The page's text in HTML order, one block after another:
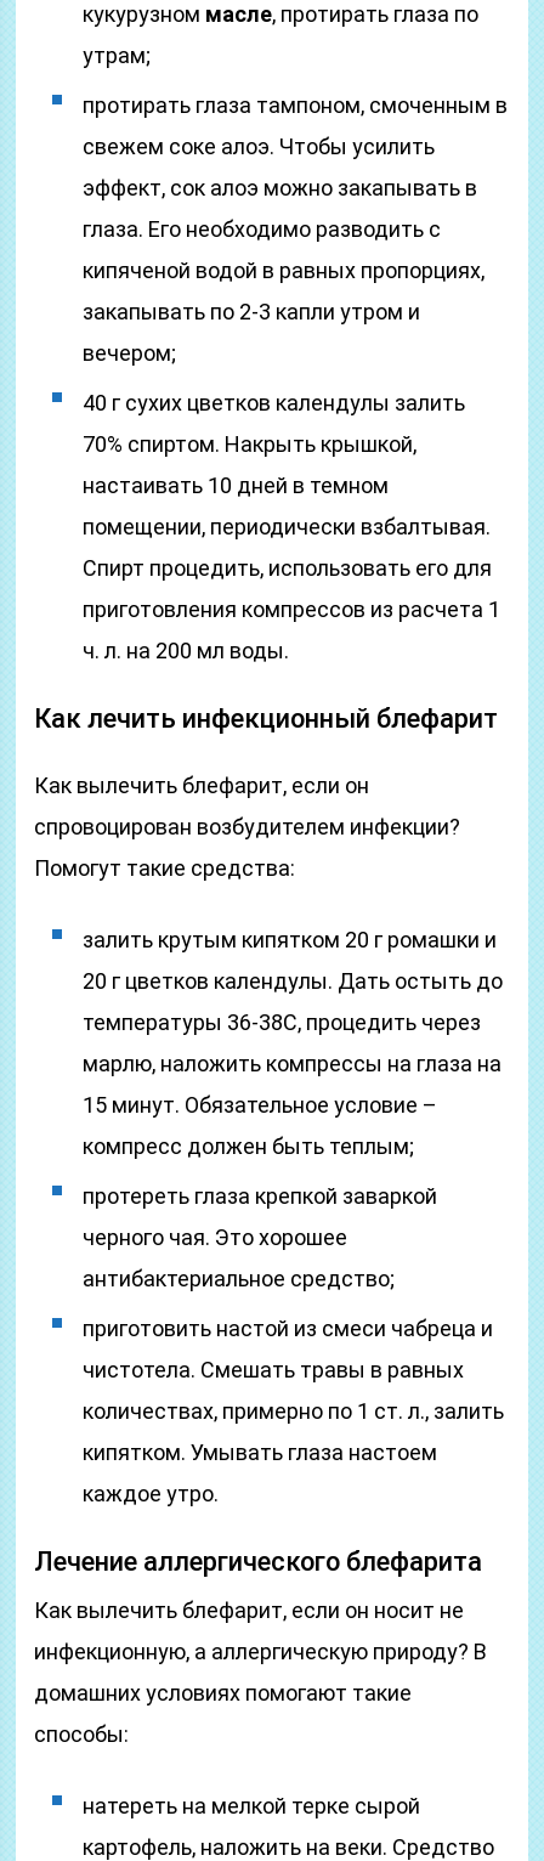
кукурузном масле, протирать глаза по
утрам;
протирать глаза тампоном, смоченным в
свежем соке алоэ. Чтобы усилить
эффект, сок алоэ можно закапывать в
глаза. Его необходимо разводить с
кипяченой водой в равных пропорциях,
закапывать по 2-3 капли утром и
вечером;
40 г сухих цветков календулы залить
70% спиртом. Накрыть крышкой,
настаивать 10 дней в темном
помещении, периодически взбалтывая.
Спирт процедить, использовать его для
приготовления компрессов из расчета 1
ч. л. на 200 мл воды.
Как лечить инфекционный блефарит
Как вылечить блефарит, если он
спровоцирован возбудителем инфекции?
Помогут такие средства:
залить крутым кипятком 20 г ромашки и
20 г цветков календулы. Дать остыть до
температуры 36-38С, процедить через
марлю, наложить компрессы на глаза на
15 минут. Обязательное условие –
компресс должен быть теплым;
протереть глаза крепкой заваркой
черного чая. Это хорошее
антибактериальное средство;
приготовить настой из смеси чабреца и
чистотела. Смешать травы в равных
количествах, примерно по 1 ст. л., залить
кипятком. Умывать глаза настоем
каждое утро.
Лечение аллергического блефарита
Как вылечить блефарит, если он носит не
инфекционную, а аллергическую природу? В
домашних условиях помогают такие
способы:
натереть на мелкой терке сырой
картофель, наложить на веки. Средство